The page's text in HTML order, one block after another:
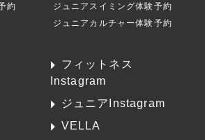
約
ジュニアスイミング体験予約
ジュニアカルチャー体験予約
フィットネス
Instagram
ジュニアInstagram
VELLA